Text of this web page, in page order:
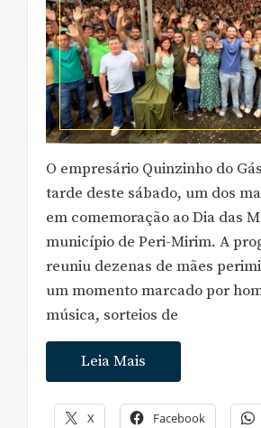
O empresário Quinzinho do
tarde deste sábado, um dos
em comemoração ao Dia das
município de Peri-Mirim. A
reuniu dezenas de mães
um momento marcado por
música, sorteios de
Leia Mais
X Facebook